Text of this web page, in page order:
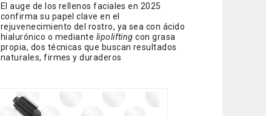
El auge de los rellenos faciales en 2025
confirma su papel clave en el
rejuvenecimiento del rostro, ya sea con ácido
hialurónico o mediante lipolifting con grasa
propia, dos técnicas que buscan resultados
naturales, firmes y duraderos